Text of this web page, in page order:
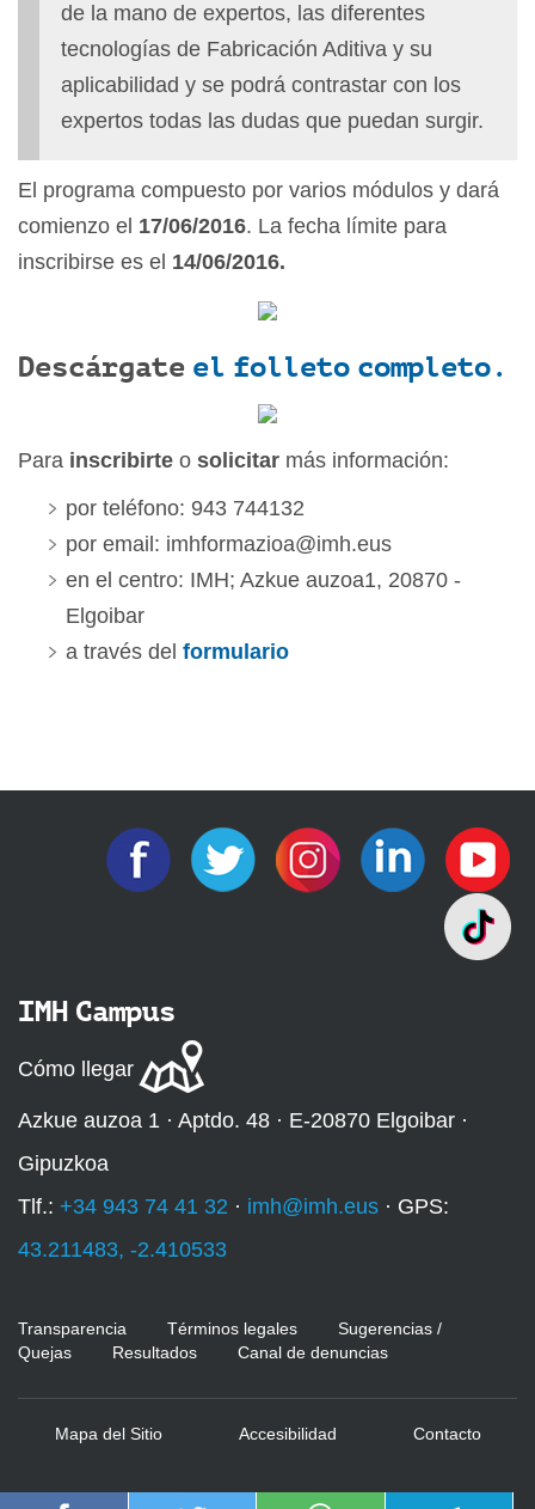
de la mano de expertos, las diferentes
tecnologías de Fabricación Aditiva y su
aplicabilidad y se podrá contrastar con los
expertos todas las dudas que puedan surgir.
El programa compuesto por varios módulos y dará
comienzo el 17/06/2016. La fecha límite para
inscribirse es el 14/06/2016.
Descárgate el folleto completo.
Para inscribirte o solicitar más información:
por teléfono: 943 744132
por email: imhformazioa@imh.eus
en el centro: IMH; Azkue auzoa1, 20870 -
Elgoibar
a través del formulario
IMH Campus
Cómo llegar
Azkue auzoa 1 · Aptdo. 48 · E-20870 Elgoibar ·
Gipuzkoa
Tlf.: +34 943 74 41 32 · imh@imh.eus · GPS:
43.211483, -2.410533
Transparencia Términos legales
Sugerencias /
Quejas
Resultados Canal de denuncias
Mapa del Sitio Accesibilidad Contacto